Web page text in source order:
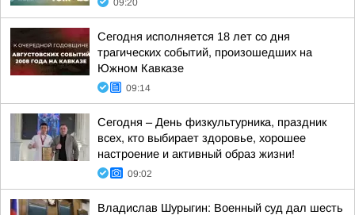
09:20
Сегодня исполняется 18 лет со дня
трагических событий, произошедших на
Южном Кавказе
09:14
Сегодня – День физкультурника, праздник
всех, кто выбирает здоровье, хорошее
настроение и активный образ жизни!
09:02
Владислав Шурыгин: Военный суд дал шесть